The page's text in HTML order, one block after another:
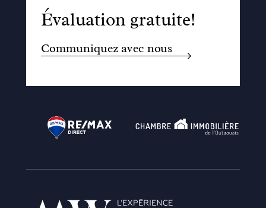
Évaluation gratuite!
Communiquez avec nous